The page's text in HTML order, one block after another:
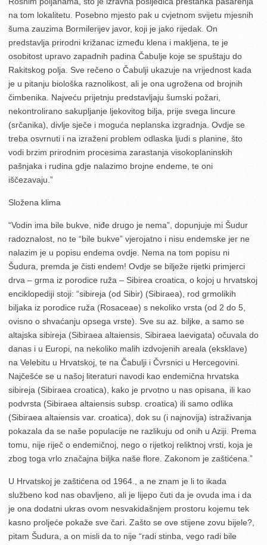
na tom lokalitetu. Posebno mjesto pak u cvjetnom svijetu mjesnih
šuma zauzima Bormilerijev javor, koji je jako rijedak. On
predstavlja prirodni križanac između klena i makljena, te je
osobitost upravo zapadnih padina Čabulje koje se spuštaju do
Rakitskog polja. Sve rečeno o Čabulji ukazuje na vrijednost kada
je u pitanju biološka raznolikost, ali je ona ugrožena od brojnih
čimbenika. Najveću prijetnju predstavljaju šumski požari,
nekontrolirano sakupljanje ljekovitog bilja, prije svega lincure
(srčanika), divlje sječe i moguća neplanska izgradnja. Ovdje se
treba osvrnuti i na izraženi problem odlaska ljudi s planine, što
vodi brzim prirodnim procesima zarastanja visokoplaninskih
pašnjaka i rudina gdje nalazimo brojne endeme, te oni
iščezavaju.”
Složena klima
“Vodin ima bile bukve, niđe drugo je nema”, dopunjuje mi Šudur
radoznalost, no te “bile bukve” vjerojatno i nisu endemske jer ne
nalazim je u popisu endema ovdje. Nema na tom popisu ni
Šudura, premda je čisti endem! Ovdje se bilježe rijetki primjerci
drva – grma iz porodice ruža – Sibirea croatica, o kojoj u hrvatskoj
enciklopediji stoji: “sibireja (od Sibir) (Sibiraea), rod grmolikih
biljaka iz porodice ruža (Rosaceae) s nekoliko vrsta (od 2 do 5,
ovisno o shvaćanju opsega vrste). Sve su az. biljke, a samo se
altajska sibireja (Sibiraea altaiensis, Sibiraea laevigata) očuvala do
danas i u Europi, na nekoliko malih izdvojenih areala (eksklave)
na Velebitu u Hrvatskoj, te na Čabulji i Čvrsnici u Hercegovini.
Najčešće se u našoj literaturi navodi kao endemična hrvatska
sibireja (Sibiraea croatica), kako je prvotno u nas opisana, ili kao
podvrsta (Sibiraea altaiensis subsp. croatica) ili samo odlika
(Sibiraea altaiensis var. croatica), dok su (i najnovija) istraživanja
pokazala da se naše populacije ne razlikuju od onih u Aziji. Prema
tomu, nije riječ o endemičnoj, nego o rijetkoj reliktnoj vrsti, koja je
zbog toga vrlo značajna biljka naše flore. Zakonom je zaštićena.”
U Hrvatskoj je zaštićena od 1964., a ne znam je li to ikada
službeno kod nas obavljeno, ali je lijepo čuti da je ovuda ima i da
je ona dodatni ukras ovom nesvakidašnjem prostoru kojemu tek
kasno proljeće pokaže sve čari. Zašto se ove stijene zovu bijele?,
pitam Šudura, a on misli da to nije “radi stinba, vego radi bile